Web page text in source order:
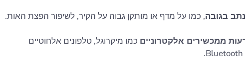
בגובה, כמו על מדף או מותקן גבוה על הקיר, לשיפור הפצת האות.
ממכשירים אלקטרוניים כמו מיקרוגל, טלפונים אלחוטיים